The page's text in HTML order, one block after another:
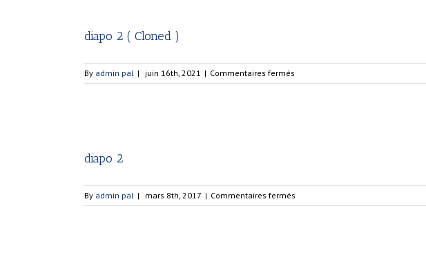
diapo 2 ( Cloned )
By admin pal | juin 16th, 2021 | Commentaires fermés
diapo
diapo 2
By admin pal | mars 8th, 2017 | Commentaires fermés
diapo